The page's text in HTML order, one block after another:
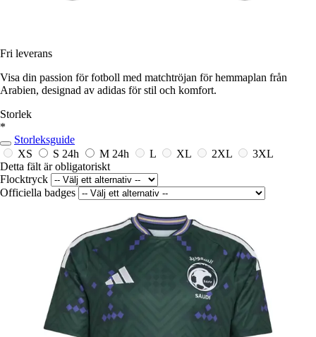
Fri leverans
Visa din passion för fotboll med matchtröjan för hemmaplan från
Arabien, designad av adidas för stil och komfort.
Storlek
*
Storleksguide
XS
S 24h M 24h L XL 2XL
3XL
Detta fält är obligatoriskt
Flocktryck
Officiella badges